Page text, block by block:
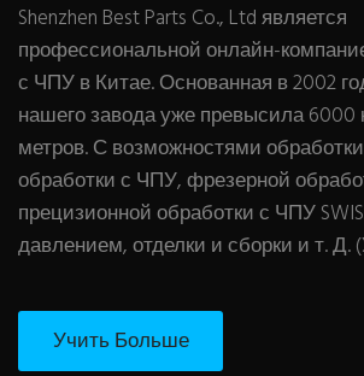
Shenzhen Best Parts Co., Ltd является
профессиональной онлайн-
с ЧПУ в Китае. Основанная в 2002
нашего завода уже превысила 6000
метров. С возможностями
обработки с ЧПУ, фрезерной
прецизионной обработки с ЧПУ
давлением, отделки и сборки и т. Д.
Учить Больше